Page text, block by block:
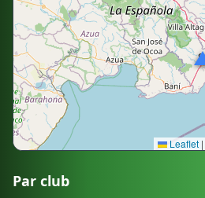
Leaflet |
Par club